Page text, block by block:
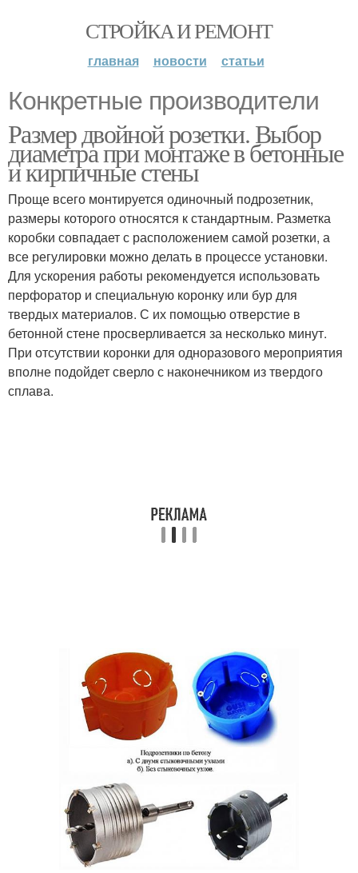
СТРОЙКА И РЕМОНТ
главная новости статьи
Конкретные производители
Размер двойной розетки. Выбор
диаметра при монтаже в бетонные
и кирпичные стены
Проще всего монтируется одиночный подрозетник,
размеры которого относятся к стандартным. Разметка
коробки совпадает с расположением самой розетки, а
все регулировки можно делать в процессе установки.
Для ускорения работы рекомендуется использовать
перфоратор и специальную коронку или бур для
твердых материалов. С их помощью отверстие в
бетонной стене просверливается за несколько минут.
При отсутствии коронки для одноразового мероприятия
вполне подойдет сверло с наконечником из твердого
сплава.